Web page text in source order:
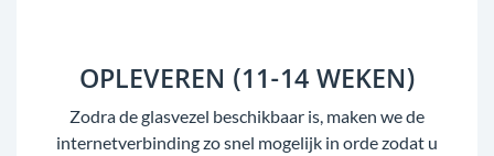
OPLEVEREN (11-14 WEKEN)
Zodra de glasvezel beschikbaar is, maken we de
internetverbinding zo snel mogelijk in orde zodat u